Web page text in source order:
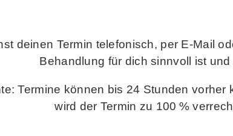
deinen Termin telefonisch, per E-Mail
Behandlung für dich sinnvoll ist
Termine können bis 24 Stunden
wird der Termin zu 100 %